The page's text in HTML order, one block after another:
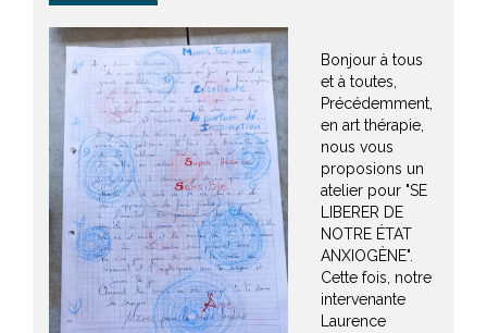
Bonjour à tous
et à toutes,
Précédemment,
en art thérapie,
nous vous
proposions un
atelier pour "SE
LIBERER DE
NOTRE ÉTAT
ANXIOGÈNE".
Cette fois, notre
intervenante
Laurence